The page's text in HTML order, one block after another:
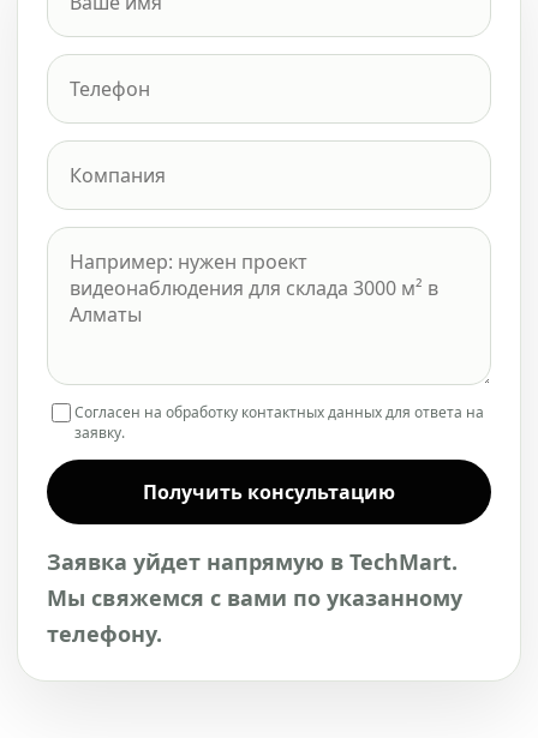
Согласен на обработку контактных данных для ответа на
заявку.
Получить консультацию
Заявка уйдет напрямую в TechMart.
Мы свяжемся с вами по указанному
телефону.